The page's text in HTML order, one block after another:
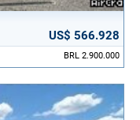
US$ 566.928
BRL 2.900.000